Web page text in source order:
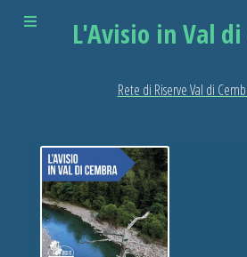
L'Avisio in Val
Rete di Riserve Val di